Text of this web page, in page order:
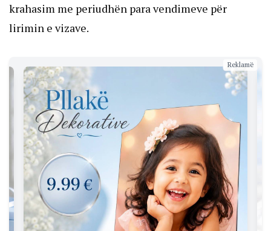
krahasim me periudhën para vendimeve për
lirimin e vizave.
Reklamë